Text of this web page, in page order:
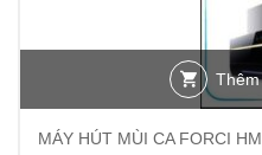
MÁY HÚT MÙI CA FORCI